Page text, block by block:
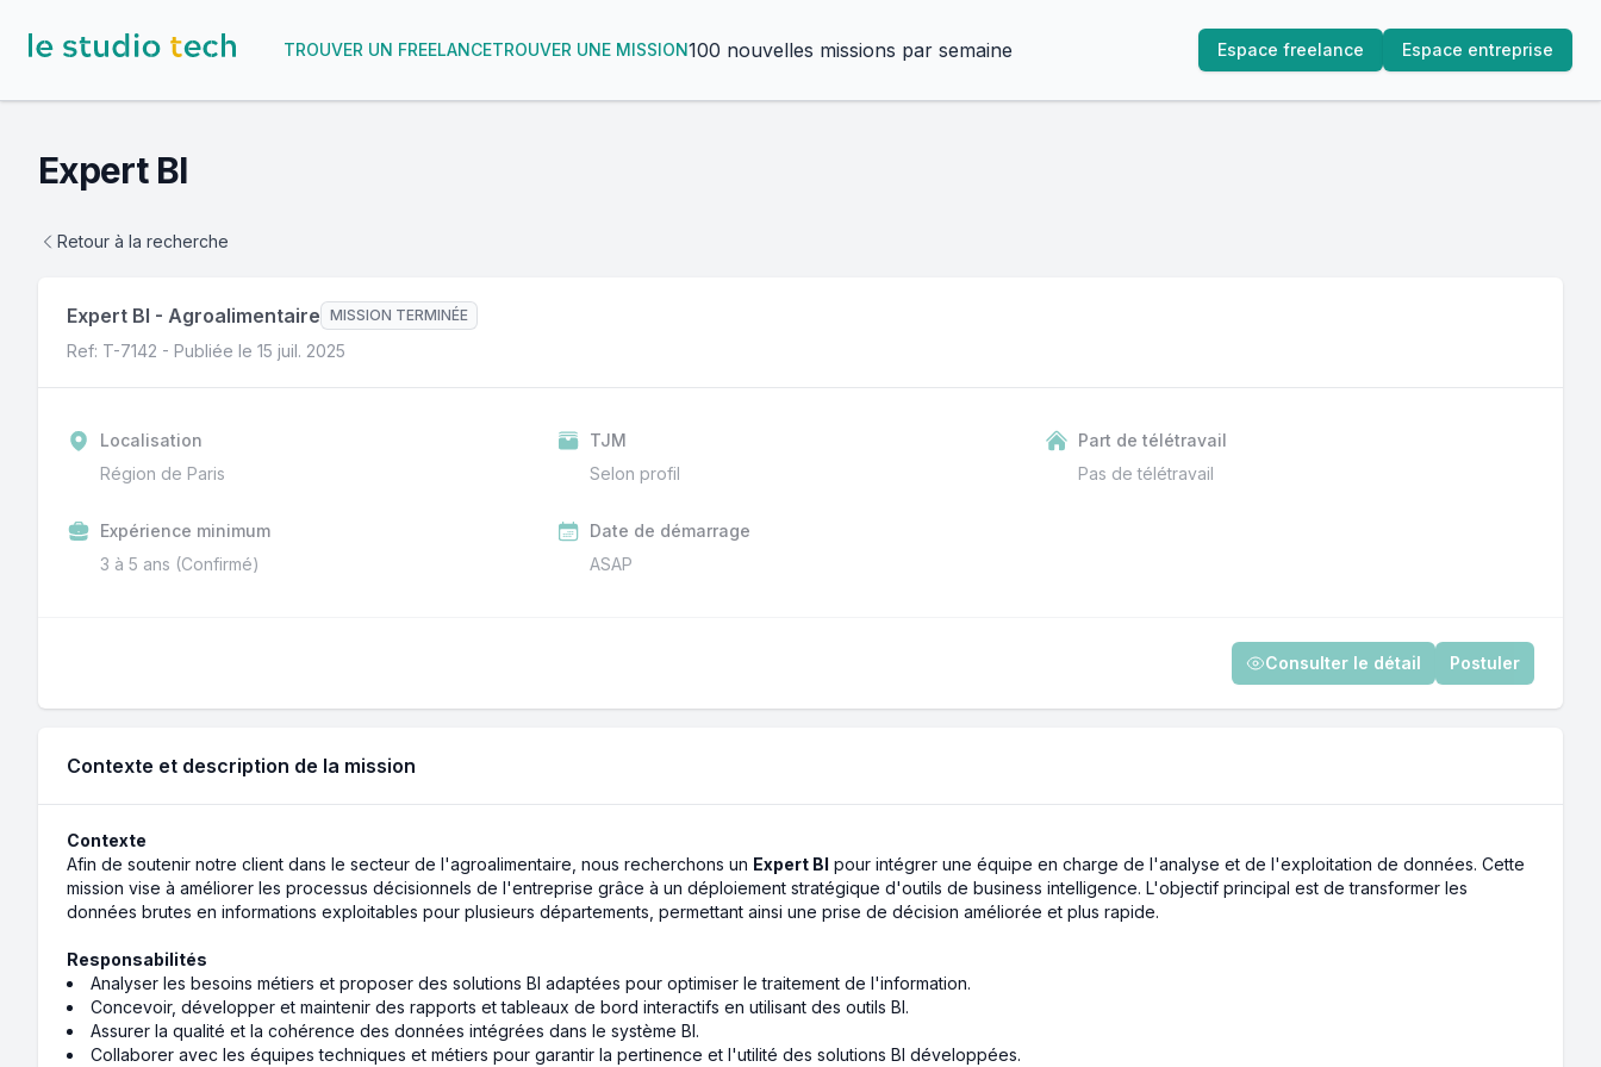
TROUVER UN FREELANCETROUVER UNE MISSION100 nouvelles missions par semaine Espace freelance Espace entreprise
Expert BI
Retour à la recherche
Expert BI - Agroalimentaire MISSION TERMINÉE
Ref: T-7142 - Publiée le 15 juil. 2025
Localisation
Région de Paris
TJM
Selon profil
Part de télétravail
Pas de télétravail
Expérience minimum
3 à 5 ans (Confirmé)
Date de démarrage
ASAP
Consulter le détail Postuler
Contexte et description de la mission
Contexte
Afin de soutenir notre client dans le secteur de l'agroalimentaire, nous recherchons un Expert BI pour intégrer une équipe en charge de l'analyse et de l'exploitation de données. Cette
mission vise à améliorer les processus décisionnels de l'entreprise grâce à un déploiement stratégique d'outils de business intelligence. L'objectif principal est de transformer les
données brutes en informations exploitables pour plusieurs départements, permettant ainsi une prise de décision améliorée et plus rapide.
Responsabilités
Analyser les besoins métiers et proposer des solutions BI adaptées pour optimiser le traitement de l'information.
Concevoir, développer et maintenir des rapports et tableaux de bord interactifs en utilisant des outils BI.
Assurer la qualité et la cohérence des données intégrées dans le système BI.
Collaborer avec les équipes techniques et métiers pour garantir la pertinence et l'utilité des solutions BI développées.